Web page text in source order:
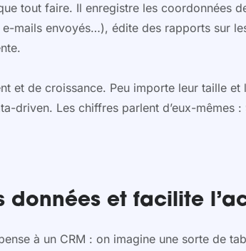
tout faire. Il enregistre les coordonnées
mails envoyés…), édite des rapports sur
et de croissance. Peu importe leur taille
driven. Les chiffres parlent d’eux-mêmes
données et facilite
à un CRM : on imagine une sorte de